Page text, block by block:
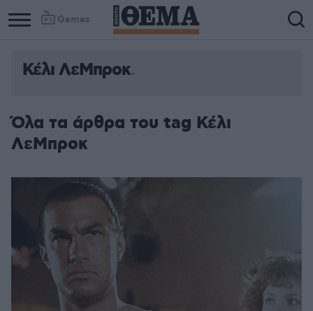
Games
Κέλι ΛεΜπροκ
Όλα τα άρθρα του tag Κέλι
ΛεΜπροκ